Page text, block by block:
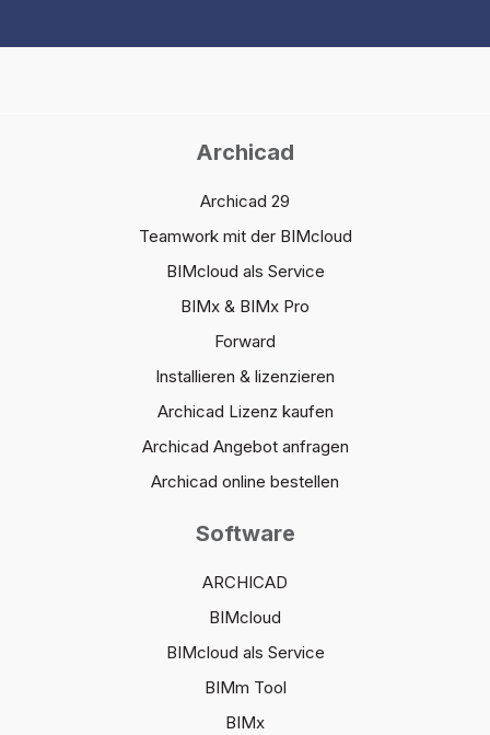
Archicad
Archicad 29
Teamwork mit der BIMcloud
BIMcloud als Service
BIMx & BIMx Pro
Forward
Installieren & lizenzieren
Archicad Lizenz kaufen
Archicad Angebot anfragen
Archicad online bestellen
Software
ARCHICAD
BIMcloud
BIMcloud als Service
BIMm Tool
BIMx